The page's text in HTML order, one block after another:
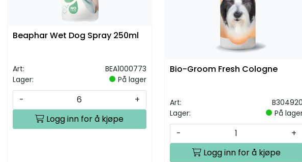
Beaphar Wet Dog Spray 250ml
Art:
BEA1000773
Lager:
På lager
-
+
Logg inn for å kjøpe
Bio-Groom Fresh Cologne
Art:
Lager:
På
-
+
Logg inn for å kjøpe